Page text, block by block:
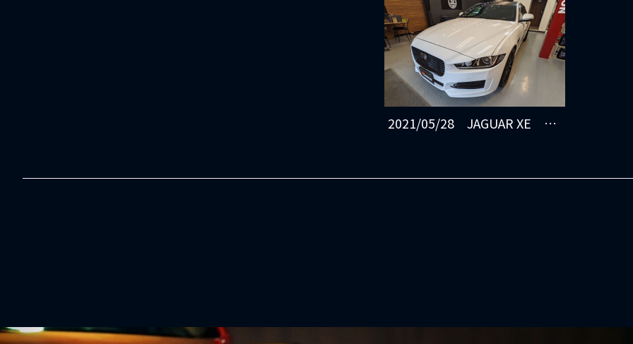
2021/05/28 JAGUAR XE コーティング施工させて頂きました